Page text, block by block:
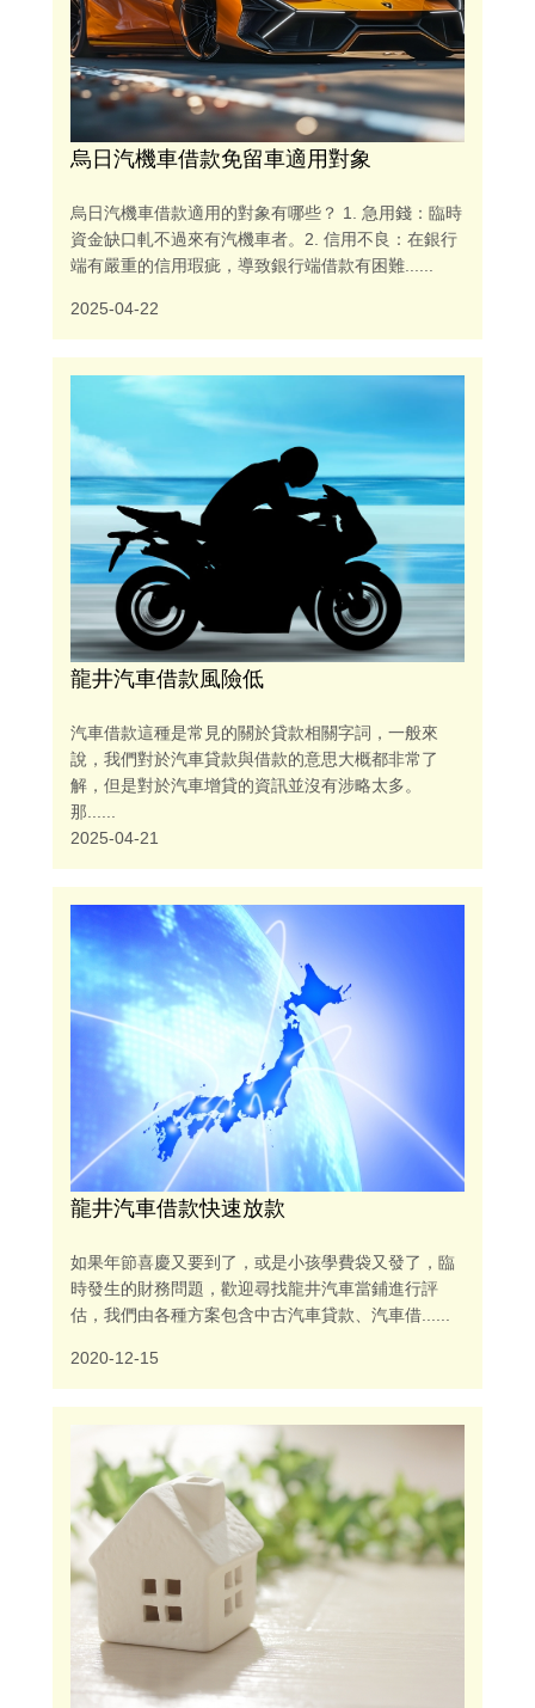
烏日汽機車借款免留車適用對象
烏日汽機車借款適用的對象有哪些？ 1. 急用錢：臨時
資金缺口軋不過來有汽機車者。2. 信用不良：在銀行
端有嚴重的信用瑕疵，導致銀行端借款有困難......
2025-04-22
龍井汽車借款風險低
汽車借款這種是常見的關於貸款相關字詞，一般來
說，我們對於汽車貸款與借款的意思大概都非常了
解，但是對於汽車增貸的資訊並沒有涉略太多。
那......
2025-04-21
龍井汽車借款快速放款
如果年節喜慶又要到了，或是小孩學費袋又發了，臨
時發生的財務問題，歡迎尋找龍井汽車當鋪進行評
估，我們由各種方案包含中古汽車貸款、汽車借......
2020-12-15